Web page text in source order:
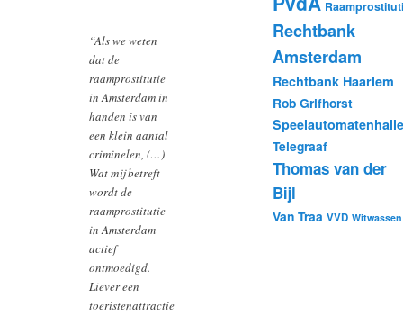
“Als we weten
dat de
raamprostitutie
in Amsterdam in
handen is van
een klein aantal
criminelen, (…)
Wat mij betreft
wordt de
raamprostitutie
in Amsterdam
actief
ontmoedigd.
Liever een
toeristenattractie
Rechtbank
Amsterdam
Rechtbank Haarlem
Rob Grifhorst
Telegraaf
Thomas van der
Bijl
Van Traa VVD Witwassen